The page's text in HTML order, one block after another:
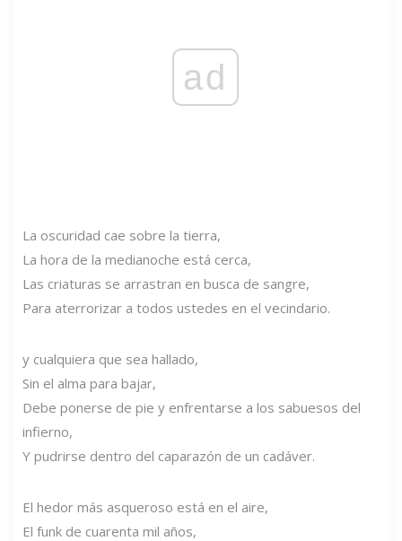
ad
La oscuridad cae sobre la tierra,
La hora de la medianoche está cerca,
Las criaturas se arrastran en busca de sangre,
Para aterrorizar a todos ustedes en el vecindario.
y cualquiera que sea hallado,
Sin el alma para bajar,
Debe ponerse de pie y enfrentarse a los sabuesos del
infierno,
Y pudrirse dentro del caparazón de un cadáver.
El hedor más asqueroso está en el aire,
El funk de cuarenta mil años,